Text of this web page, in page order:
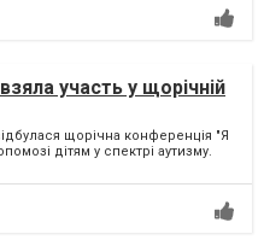
участь у щорічній
щорічна конференція "Я
дітям у спектрі аутизму.